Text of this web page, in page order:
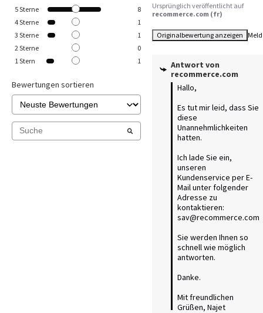
5Sterne
8
4Sterne
1
3 Sterne
1
2 Sterne
0
1 Stern 1
Bewertungen sortieren
Ursprünglich veröffentlicht auf
recommerce.com (fr)
Originalbewertung anzeigen
Antwort von
recommerce.com
Hallo,
Es tut mir leid, dass Sie
diese
Unannehmlichkeiten
hatten.
Ich lade Sie ein,
unseren
Kundenservice per E-
Mail unter folgender
Adresse zu
kontaktieren:
sav@recommerce.com
Sie werden Ihnen so
schnell wie möglich
antworten.
Danke.
Mit freundlichen
Grüßen, Najet